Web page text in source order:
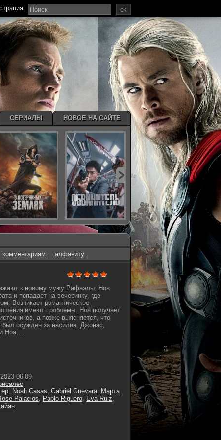
комментариям алфавиту
к новому мужу Рафаэлы. Ноа
и попадает на вечеринку, где
Возникает романтическое
имеют проблемы. Ноа получает
а позже выясняется, что
был осужден за насилие. Джонас,
Ноа,...
2023-06-09
, Noah Casas, Gabriel Guevara, Марта
Palacios, Pablo Riguero, Eva Ruiz,
ok
СЕРИАЛЫ НОВОЕ НА САЙТЕ